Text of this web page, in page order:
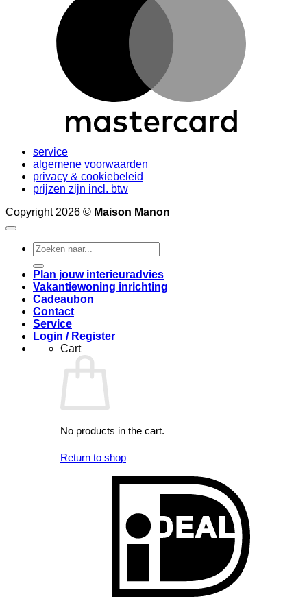
service
algemene voorwaarden
privacy & cookiebeleid
prijzen zijn incl. btw
Copyright 2026 © Maison Manon
Search
for:
Plan jouw interieuradvies
Vakantiewoning inrichting
Cadeaubon
Contact
Service
Login / Register
Cart
No products in the cart.
Return to shop